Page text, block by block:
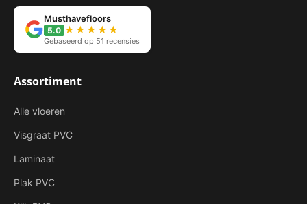
Musthavefloors
5.0 ★★★★★
Gebaseerd op 51 recensies
Assortiment
Alle vloeren
Visgraat PVC
Laminaat
Plak PVC